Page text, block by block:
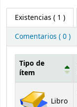
Existencias ( 1 )
Comentarios ( 0 )
Tipo de
ítem
Libro